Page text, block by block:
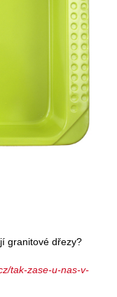
granitové dřezy?
tak-zase-u-nas-v-